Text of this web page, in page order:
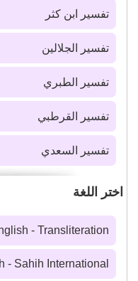
تفسير ابن كثر
تفسير الجلالين
تفسير الطبري
تفسير القرطبي
تفسير السعدي
اختر اللغة
- Transliteration
- Sahih International